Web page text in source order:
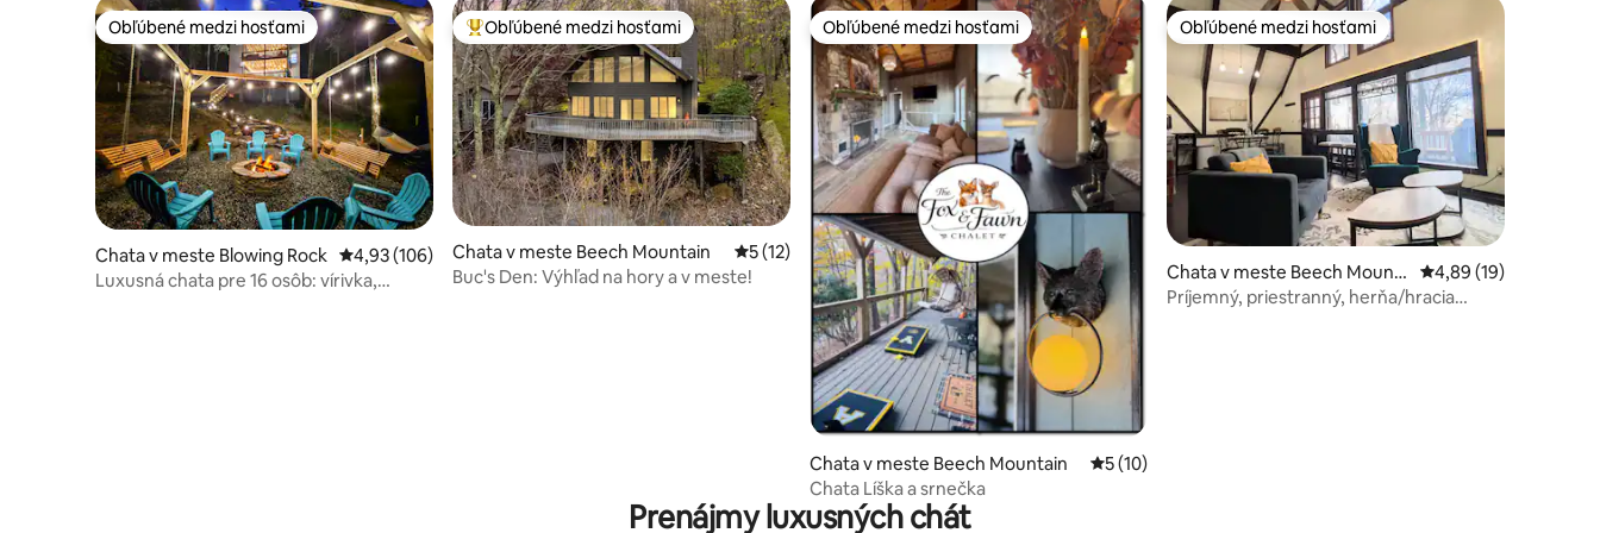
Obľúbené medzi hosťami
Obľúbené medzi hosťami
Chata v meste Blowing Rock Priemerné ohodnotenie 4,93 z 5, počet hodnotení: 106
4,93 (106)
Luxusná chata pre 16 osôb: vírivka,
Najobľúbenejšie medzi hosťami
Obľúbené medzi hosťami
Chata v meste Beech Mountain Priemerné ohodnotenie 5 z 5, počet hodnotení: 12
5 (12)
Buc's Den: Výhľad na hory a v meste!
Obľúbené medzi hosťami
Obľúbené medzi hosťami
Chata v meste Beech Mountain Priemerné ohodnotenie 5 z 5, počet hodnotení: 10
5 (10)
Chata Líška a srnečka
Obľúbené medzi hosťami
Obľúbené medzi hosťami
Chata v meste Beech Mounta
in
Priemerné
4,89 (19)
Príjemný, priestranný, herňa/hracia
Prenájmy luxusných chát